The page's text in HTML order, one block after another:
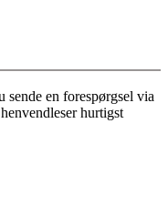
en forespørgsel via
hurtigst